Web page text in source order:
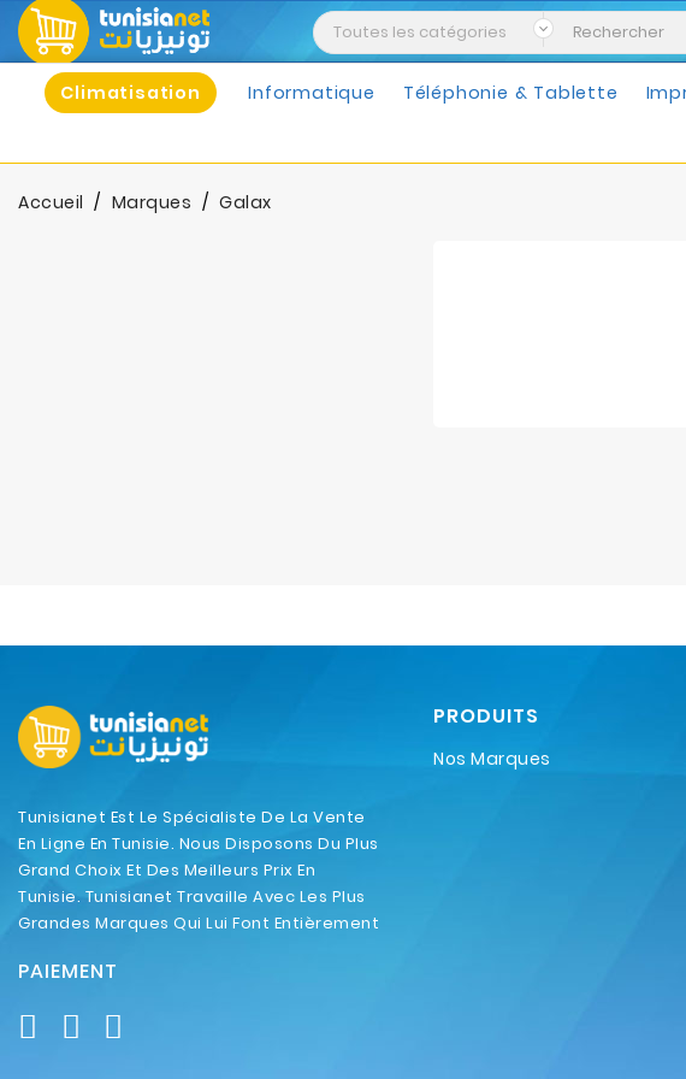
Climatisation Informatique Téléphonie & Tablette
Accueil Marques Galax
Tunisianet Est Le Spécialiste De La Vente
En Ligne En Tunisie. Nous Disposons Du Plus
Grand Choix Et Des Meilleurs Prix En
Tunisie. Tunisianet Travaille Avec Les Plus
Grandes Marques Qui Lui Font Entièrement
PAIEMENT
PRODUITS
Nos Marques